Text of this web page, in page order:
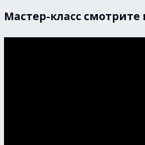
Мастер-класс